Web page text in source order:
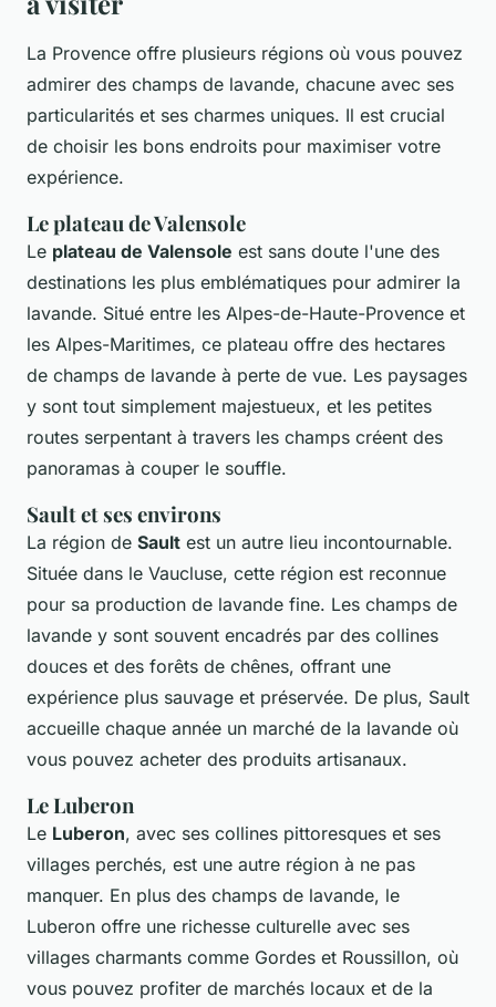
La Provence offre plusieurs régions où vous pouvez
admirer des champs de lavande, chacune avec ses
particularités et ses charmes uniques. Il est crucial
de choisir les bons endroits pour maximiser votre
expérience.
Le plateau de Valensole
Le plateau de Valensole est sans doute l'une des
destinations les plus emblématiques pour admirer la
lavande. Situé entre les Alpes-de-Haute-Provence et
les Alpes-Maritimes, ce plateau offre des hectares
de champs de lavande à perte de vue. Les paysages
y sont tout simplement majestueux, et les petites
routes serpentant à travers les champs créent des
panoramas à couper le souffle.
Sault et ses environs
La région de Sault est un autre lieu incontournable.
Située dans le Vaucluse, cette région est reconnue
pour sa production de lavande fine. Les champs de
lavande y sont souvent encadrés par des collines
douces et des forêts de chênes, offrant une
expérience plus sauvage et préservée. De plus, Sault
accueille chaque année un marché de la lavande où
vous pouvez acheter des produits artisanaux.
Le Luberon
Le Luberon, avec ses collines pittoresques et ses
villages perchés, est une autre région à ne pas
manquer. En plus des champs de lavande, le
Luberon offre une richesse culturelle avec ses
villages charmants comme Gordes et Roussillon, où
vous pouvez profiter de marchés locaux et de la